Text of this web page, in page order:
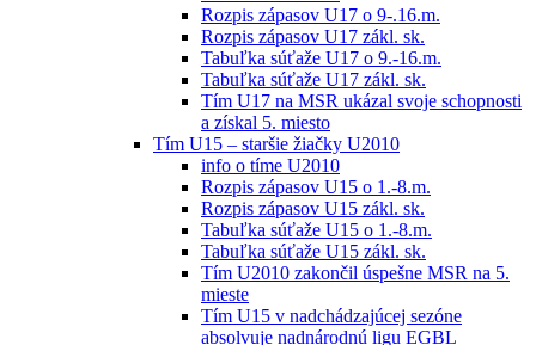
Rozpis zápasov U17 o 9-.16.m.
Rozpis zápasov U17 zákl. sk.
Tabuľka súťaže U17 o 9.-16.m.
Tabuľka súťaže U17 zákl. sk.
Tím U17 na MSR ukázal svoje schopnosti
a získal 5. miesto
Tím U15 – staršie žiačky U2010
info o tíme U2010
Rozpis zápasov U15 o 1.-8.m.
Rozpis zápasov U15 zákl. sk.
Tabuľka súťaže U15 o 1.-8.m.
Tabuľka súťaže U15 zákl. sk.
Tím U2010 zakončil úspešne MSR na 5.
mieste
Tím U15 v nadchádzajúcej sezóne
absolvuje nadnárodnú ligu EGBL